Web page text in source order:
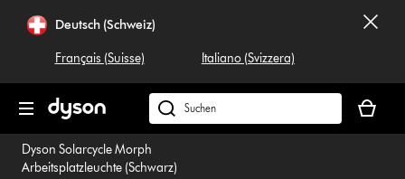
überspringenDeutsch (Schweiz)
Français (Suisse) Italiano (Svizzera)
Dyson.ch
durchsuchen
ist
Dyson Solarcycle Morph
Arbeitsplatzleuchte (Schwarz)